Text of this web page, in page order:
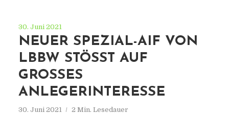
30. Juni 2021
NEUER SPEZIAL-AIF VON
LBBW STÖSST AUF G
ROSSES AN
LEGERINTERESSE
30. Juni 2021 2 Min. Lesedauer